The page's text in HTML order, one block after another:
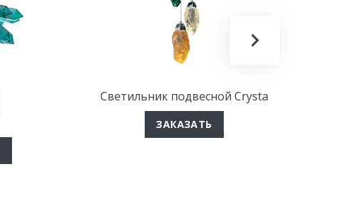
Светильник подвесной Crysta
ЗАКАЗАТЬ